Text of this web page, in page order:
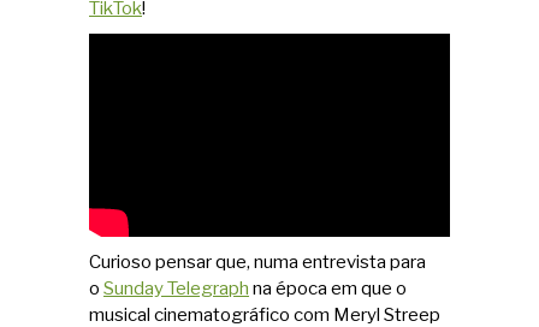
TikTok!
Curioso pensar que, numa entrevista para
o Sunday Telegraph na época em que o
musical cinematográfico com Meryl Streep